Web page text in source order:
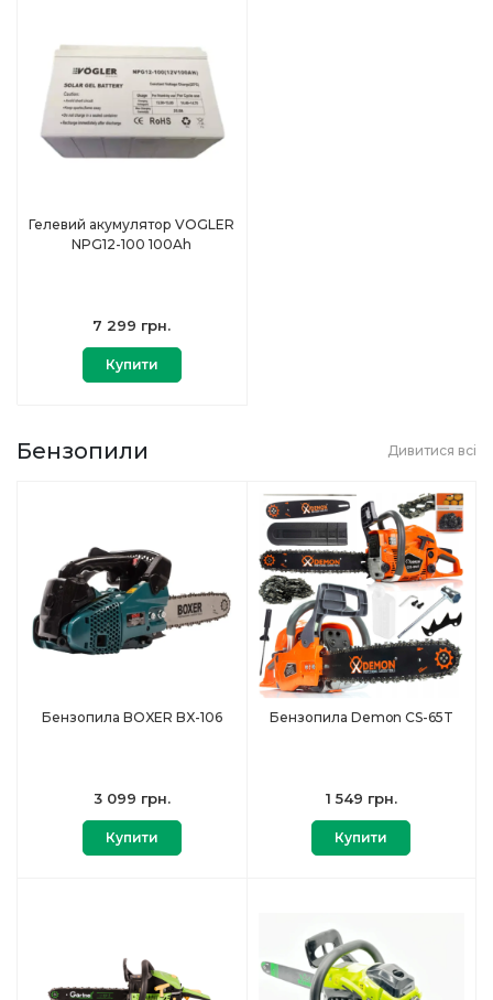
Гелевий акумулятор VOGLER
NPG12-100 100Ah
7 299 грн.
Купити
Бензопили Дивитися всі
Бензопила BOXER BX-106
3 099 грн.
Купити
Бензопила Demon CS-65T
1 549 грн.
Купити